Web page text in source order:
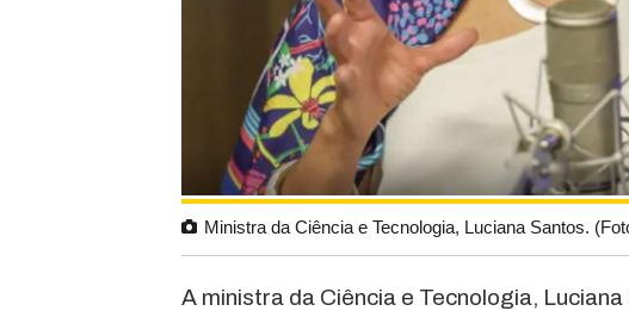
Ministra da Ciência e Tecnologia, Luciana Santos.
A ministra da Ciência e Tecnologia,